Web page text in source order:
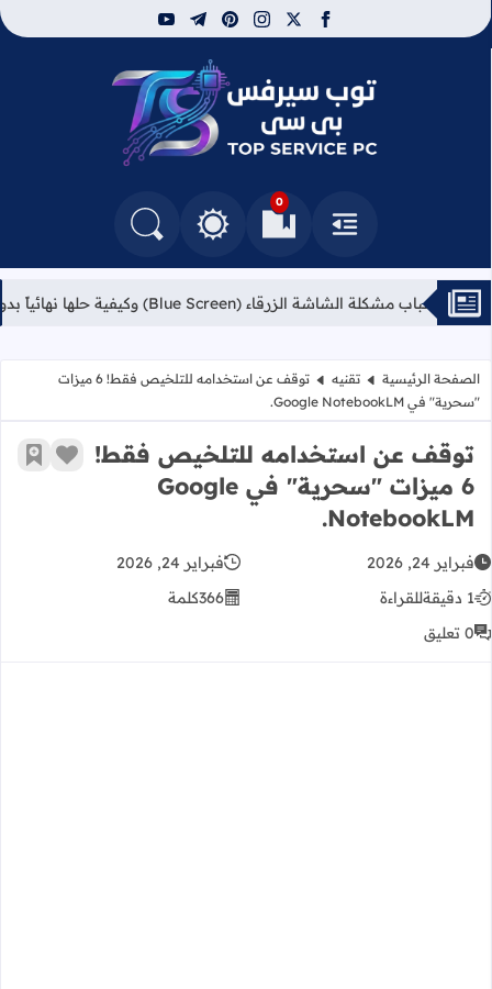
facebook
x
instagram
pinterest
telegram
youtube
توب سيرفس
القائمة
0
العلامات المرجعيةالتغيير بين الوضع النهاري والداكن
البحث في المدونة
أسباب مشكلة الشاشة الزرقاء (Blue Screen) وكيفية حلها نهائياً بدون فورمات
الصفحة الرئيسية تقنيه
​توقف عن استخدامه للتلخيص فقط! 6 ميزات
"سحرية" في Google NotebookLM.
​توقف عن استخدامه للتلخيص فقط!
6 ميزات "سحرية" في Google
NotebookLM.
زر أضف
فبراير 24, 2026
فبراير 24, 2026
1 دقيقة
للقراءة 366كلمة
0 تعليق